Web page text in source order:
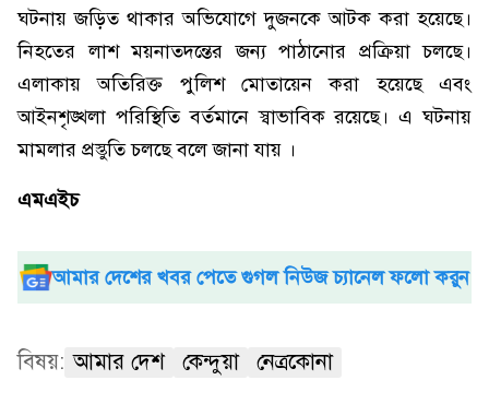
ঘটনায় জড়িত থাকার অভিযোগে দুজনকে আটক করা হয়েছে।
নিহতের লাশ ময়নাতদন্তের জন্য পাঠানোর প্রক্রিয়া চলছে।
এলাকায় অতিরিক্ত পুলিশ মোতায়েন করা হয়েছে এবং
আইনশৃঙ্খলা পরিস্থিতি বর্তমানে স্বাভাবিক রয়েছে। এ ঘটনায়
মামলার প্রস্তুতি চলছে বলে জানা যায় ।
এমএইচ
আমার দেশের খবর পেতে গুগল নিউজ চ্যানেল ফলো করুন
বিষয়: আমার দেশ কেন্দুয়া নেত্রকোনা